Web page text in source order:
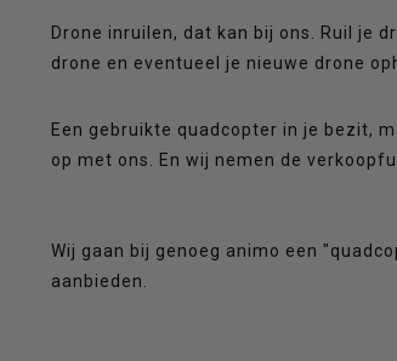
neer
Drone inruilen, dat kan bij ons. Ruil je
drone en eventueel je nieuwe drone
Een gebruikte quadcopter in je bezit,
op met ons. En wij nemen de
Wij gaan bij genoeg animo een
aanbieden.